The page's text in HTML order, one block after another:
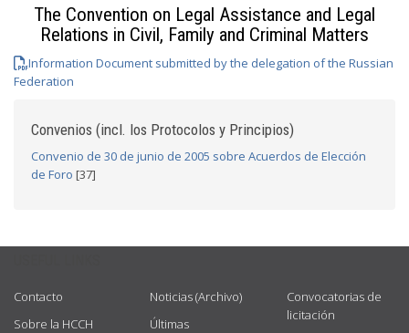
The Convention on Legal Assistance and Legal
Relations in Civil, Family and Criminal Matters
Information Document submitted by the delegation of the Russian
Federation
Convenios (incl. los Protocolos y Principios)
Convenio de 30 de junio de 2005 sobre Acuerdos de Elección
de Foro [37]
Contacto
Sobre la HCCH
Noticias (Archivo)
Últimas
Convocatorias de
licitación